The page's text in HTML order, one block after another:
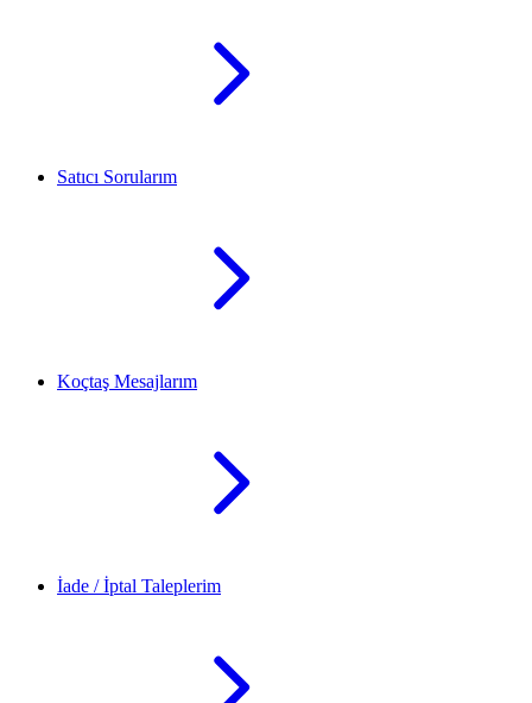
Satıcı Sorularım
Koçtaş Mesajlarım
İade / İptal Taleplerim